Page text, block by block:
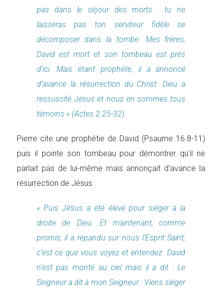
pas dans le séjour des morts : tu ne
laisseras pas ton serviteur fidèle se
décomposer dans la tombe. Mes frères,
David est mort et son tombeau est près
d’ici. Mais étant prophète, il a annoncé
d’avance la résurrection du Christ. Dieu a
ressuscité Jésus et nous en sommes tous
témoins » (Actes 2.25-32).
Pierre cite une prophétie de David (Psaume 16.8-11)
puis il pointe son tombeau pour démontrer qu’il ne
parlait pas de lui-même mais annonçait d’avance la
résurrection de Jésus.
« Puis Jésus a été élevé pour siéger à la
droite de Dieu. Et maintenant, comme
promis, il a répandu sur nous l’Esprit Saint;
c’est ce que vous voyez et entendez. David
n’est pas monté au ciel mais il a dit : Le
Seigneur a dit à mon Seigneur : Viens siéger